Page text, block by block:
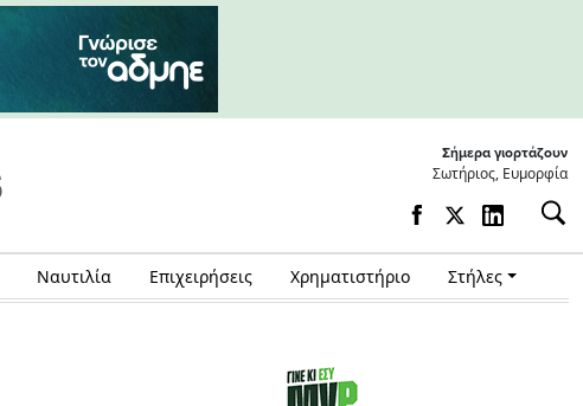
Σήμερα γιορτάζουν
Σωτήριος, Ευμορφία
Ναυτιλία Επιχειρήσεις Χρηματιστήριο Στήλες